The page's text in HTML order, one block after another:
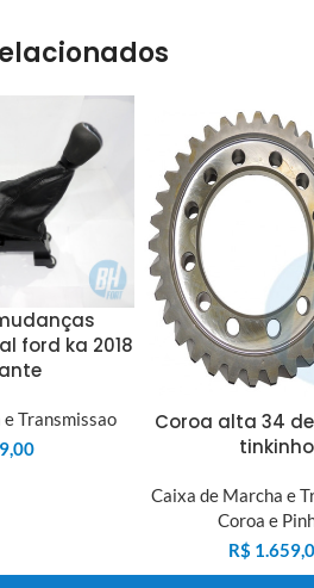
ford ka 2018
Transmissao
Coroa alta 34
tinkinho
Caixa de Marcha e
Coroa e
R$